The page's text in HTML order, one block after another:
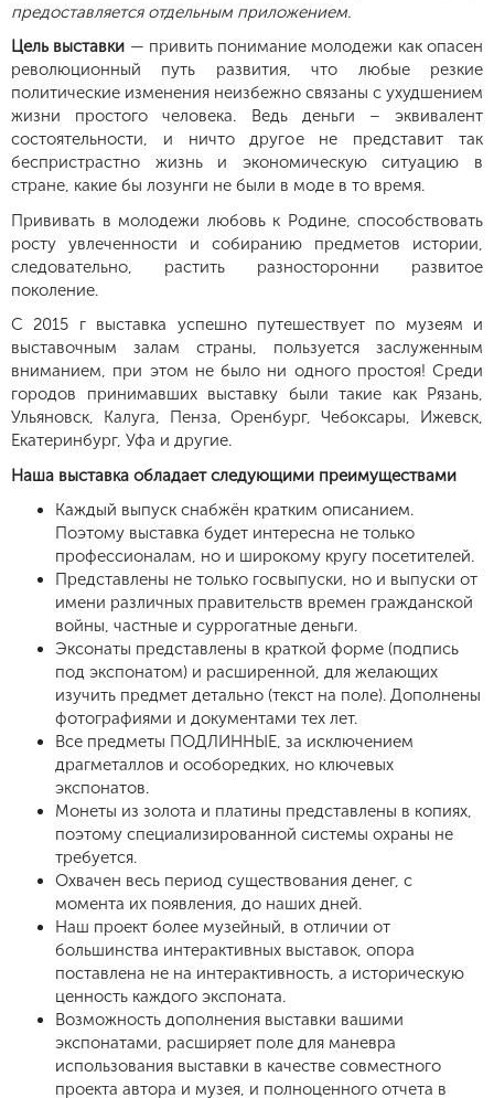
предоставляется отдельным приложением.
Цель выставки — привить понимание молодежи как опасен
революционный путь развития, что любые резкие
политические изменения неизбежно связаны с ухудшением
жизни простого человека. Ведь деньги – эквивалент
состоятельности, и ничто другое не представит так
беспристрастно жизнь и экономическую ситуацию в
стране, какие бы лозунги не были в моде в то время.
Прививать в молодежи любовь к Родине, способствовать
росту увлеченности и собиранию предметов истории,
следовательно, растить разносторонни развитое
поколение.
​С 2015 г выставка успешно путешествует по музеям и
выставочным залам страны, пользуется заслуженным
вниманием, при этом не было ни одного простоя! Среди
городов принимавших выставку были такие как Рязань,
Ульяновск, Калуга, Пенза, Оренбург, Чебоксары, Ижевск,
Екатеринбург, Уфа и другие.
Наша выставка обладает следующими преимуществами
Каждый выпуск снабжён кратким описанием.
Поэтому выставка будет интересна не только
профессионалам, но и широкому кругу посетителей.
Представлены не только госвыпуски, но и выпуски от
имени различных правительств времен гражданской
войны, частные и суррогатные деньги.
Эксонаты представлены в краткой форме (подпись
под экспонатом) и расширенной, для желающих
изучить предмет детально (текст на поле). Дополнены
фотографиями и документами тех лет.
Все предметы ПОДЛИННЫЕ, за исключением
драгметаллов и особоредких, но ключевых
экспонатов.
Монеты из золота и платины представлены в копиях,
поэтому специализированной системы охраны не
требуется.
Охвачен весь период существования денег, с
момента их появления, до наших дней.
Наш проект более музейный, в отличии от
большинства интерактивных выставок, опора
поставлена не на интерактивность, а историческую
ценность каждого экспоната.
Возможность дополнения выставки вашими
экспонатами, расширяет поле для маневра
использования выставки в качестве совместного
проекта автора и музея, и полноценного отчета в